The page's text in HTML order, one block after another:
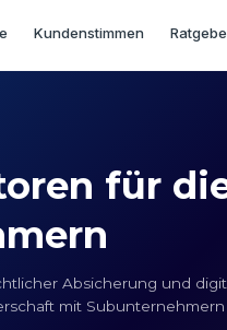
Kundenstimmen
für
Absicherung und
mit